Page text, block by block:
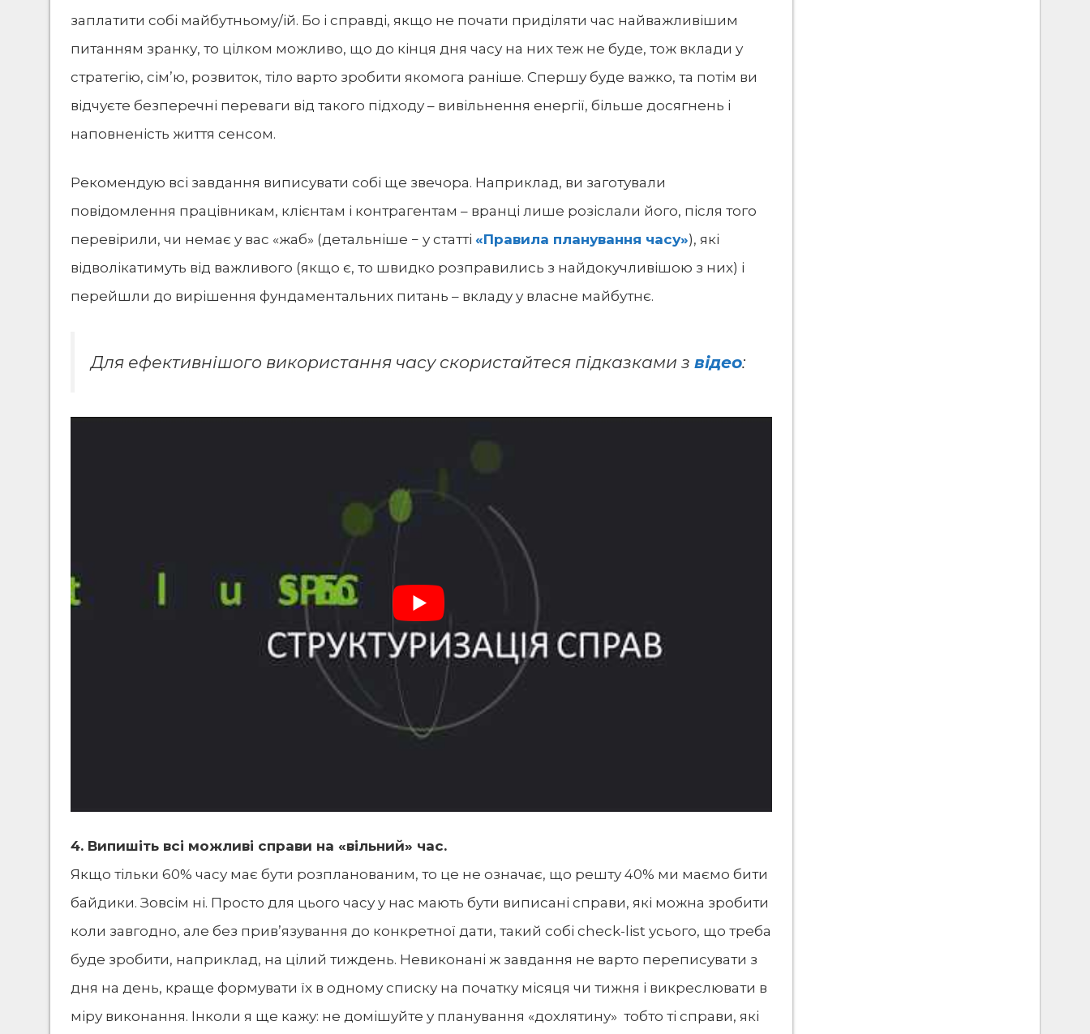
заплатити собі майбутньому/ій. Бо і справді, якщо не почати приділяти час найважливішим
питанням зранку, то цілком можливо, що до кінця дня часу на них теж не буде, тож вклади у
стратегію, сім’ю, розвиток, тіло варто зробити якомога раніше. Спершу буде важко, та потім ви
відчуєте безперечні переваги від такого підходу – вивільнення енергії, більше досягнень і
наповненість життя сенсом.
Рекомендую всі завдання виписувати собі ще звечора. Наприклад, ви заготували
повідомлення працівникам, клієнтам і контрагентам – вранці лише розіслали його, після того
перевірили, чи немає у вас «жаб» (детальніше − у статті «Правила планування часу»), які
відволікатимуть від важливого (якщо є, то швидко розправились з найдокучливішою з них) і
перейшли до вирішення фундаментальних питань – вкладу у власне майбутнє.
Для ефективнішого використання часу скористайтеся підказками з відео:
4. Випишіть всі можливі справи на «вільний» час.
Якщо тільки 60% часу має бути розпланованим, то це не означає, що решту 40% ми маємо бити
байдики. Зовсім ні. Просто для цього часу у нас мають бути виписані справи, які можна зробити
коли завгодно, але без прив’язування до конкретної дати, такий собі check-list усього, що треба
буде зробити, наприклад, на цілий тиждень. Невиконані ж завдання не варто переписувати з
дня на день, краще формувати їх в одному списку на початку місяця чи тижня і викреслювати в
міру виконання. Інколи я ще кажу: не домішуйте у планування «дохлятину» тобто ті справи, які